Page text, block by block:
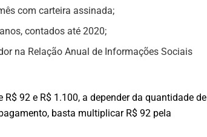
com carteira assinada;
contados até 2020;
na Relação Anual de Informações Sociais
92 e R$ 1.100, a depender da quantidade de
basta multiplicar R$ 92 pela